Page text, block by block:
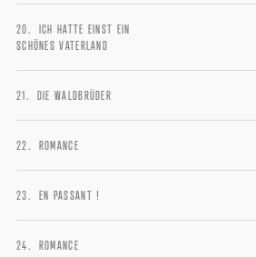
ICH HATTE EINST EIN
SCHÖNES VATERLAND
DIE WALDBRÜDER
ROMANCE
EN PASSANT !
ROMANCE